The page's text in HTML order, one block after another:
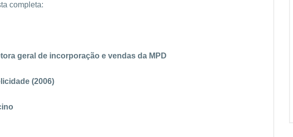
completa:
geral de incorporação e vendas da MPD
(2006)